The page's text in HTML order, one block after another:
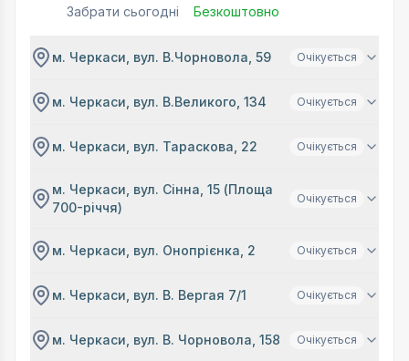
Забрати сьогодні Безкоштовно
м. Черкаси, вул. В.Чорновола, 59 Очікується
м. Черкаси, вул. В.Великого, 134 Очікується
м. Черкаси, вул. Тараскова, 22 Очікується
м. Черкаси, вул. Сінна, 15 (Площа
700-річчя)
Очікується
м. Черкаси, вул. Онопрієнка, 2 Очікується
м. Черкаси, вул. В. Вергая 7/1 Очікується
м. Черкаси, вул. В. Чорновола, 158 Очікується